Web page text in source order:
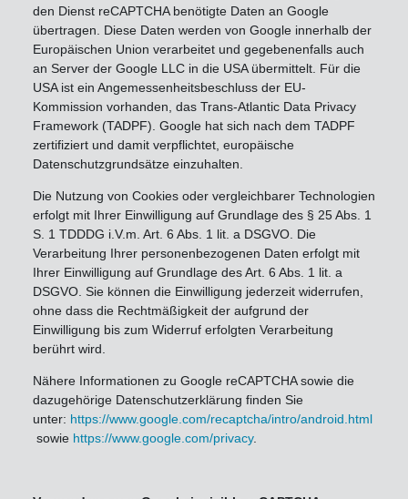
den Dienst reCAPTCHA benötigte Daten an Google
übertragen. Diese Daten werden von Google innerhalb der
Europäischen Union verarbeitet und gegebenenfalls auch
an Server der Google LLC in die USA übermittelt. Für die
USA ist ein Angemessenheitsbeschluss der EU-
Kommission vorhanden, das Trans-Atlantic Data Privacy
Framework (TADPF). Google hat sich nach dem TADPF
zertifiziert und damit verpflichtet, europäische
Datenschutzgrundsätze einzuhalten.
Die Nutzung von Cookies oder vergleichbarer Technologien
erfolgt mit Ihrer Einwilligung auf Grundlage des § 25 Abs. 1
S. 1 TDDDG i.V.m. Art. 6 Abs. 1 lit. a DSGVO. Die
Verarbeitung Ihrer personenbezogenen Daten erfolgt mit
Ihrer Einwilligung auf Grundlage des Art. 6 Abs. 1 lit. a
DSGVO. Sie können die Einwilligung jederzeit widerrufen,
ohne dass die Rechtmäßigkeit der aufgrund der
Einwilligung bis zum Widerruf erfolgten Verarbeitung
berührt wird.
Nähere Informationen zu Google reCAPTCHA sowie die
dazugehörige Datenschutzerklärung finden Sie
unter: https://www.google.com/recaptcha/intro/android.html
sowie https://www.google.com/privacy.